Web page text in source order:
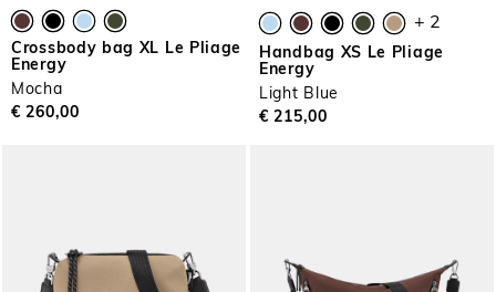
Crossbody bag XL Le Pliage
Energy
Mocha
€ 260,00
+ 2
Handbag XS Le Pliage
Energy
Light Blue
€ 215,00